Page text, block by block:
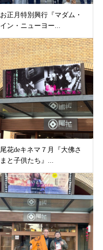
お正月特別興行『マダム・
イン・ニューヨー...
尾花deキネマ７月『大佛さ
まと子供たち』...